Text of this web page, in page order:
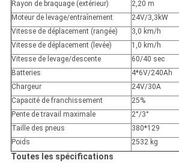
Rayon de braquage (extérieur)
2,20 m
Moteur de levage/entraînement
24V/3,3kW
Vitesse de déplacement (rangée)
3,0 km/h
Vitesse de déplacement (levée)
1,0 km/h
Vitesse de levage/descente
60/40 sec
Batteries
4*6V/240Ah
Chargeur
24V/30A
Capacité de franchissement
25%
Pente de travail maximale
2°/3°
Taille des pneus
380*129
Poids
2532 kg
Toutes les spécifications